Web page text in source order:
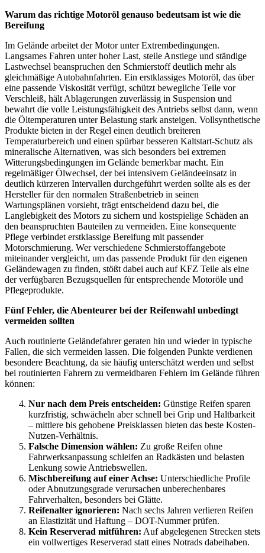
Warum das richtige Motoröl genauso bedeutsam ist wie die
Bereifung
Im Gelände arbeitet der Motor unter Extrembedingungen.
Langsames Fahren unter hoher Last, steile Anstiege und ständige
Lastwechsel beanspruchen den Schmierstoff deutlich mehr als
gleichmäßige Autobahnfahrten. Ein erstklassiges Motoröl, das über
eine passende Viskosität verfügt, schützt bewegliche Teile vor
Verschleiß, hält Ablagerungen zuverlässig in Suspension und
bewahrt die volle Leistungsfähigkeit des Antriebs selbst dann, wenn
die Öltemperaturen unter Belastung stark ansteigen. Vollsynthetische
Produkte bieten in der Regel einen deutlich breiteren
Temperaturbereich und einen spürbar besseren Kaltstart-Schutz als
mineralische Alternativen, was sich besonders bei extremen
Witterungsbedingungen im Gelände bemerkbar macht. Ein
regelmäßiger Ölwechsel, der bei intensivem Geländeeinsatz in
deutlich kürzeren Intervallen durchgeführt werden sollte als es der
Hersteller für den normalen Straßenbetrieb in seinen
Wartungsplänen vorsieht, trägt entscheidend dazu bei, die
Langlebigkeit des Motors zu sichern und kostspielige Schäden an
den beanspruchten Bauteilen zu vermeiden. Eine konsequente
Pflege verbindet erstklassige Bereifung mit passender
Motorschmierung. Wer verschiedene Schmierstoffangebote
miteinander vergleicht, um das passende Produkt für den eigenen
Geländewagen zu finden, stößt dabei auch auf KFZ Teile als eine
der verfügbaren Bezugsquellen für entsprechende Motoröle und
Pflegeprodukte.
Fünf Fehler, die Abenteurer bei der Reifenwahl unbedingt
vermeiden sollten
Auch routinierte Geländefahrer geraten hin und wieder in typische
Fallen, die sich vermeiden lassen. Die folgenden Punkte verdienen
besondere Beachtung, da sie häufig unterschätzt werden und selbst
bei routinierten Fahrern zu vermeidbaren Fehlern im Gelände führen
können:
Nur nach dem Preis entscheiden: Günstige Reifen sparen
kurzfristig, schwächeln aber schnell bei Grip und Haltbarkeit
– mittlere bis gehobene Preisklassen bieten das beste Kosten-
Nutzen-Verhältnis.
Falsche Dimension wählen: Zu große Reifen ohne
Fahrwerksanpassung schleifen an Radkästen und belasten
Lenkung sowie Antriebswellen.
Mischbereifung auf einer Achse: Unterschiedliche Profile
oder Abnutzungsgrade verursachen unberechenbares
Fahrverhalten, besonders bei Glätte.
Reifenalter ignorieren: Nach sechs Jahren verlieren Reifen
an Elastizität und Haftung – DOT-Nummer prüfen.
Kein Reserverad mitführen: Auf abgelegenen Strecken stets
ein vollwertiges Reserverad statt eines Notrads dabeihaben.